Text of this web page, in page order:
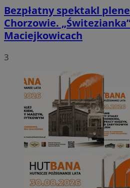
Bezpłatny spektakl
Chorzowie.
Maciejkowicach
3